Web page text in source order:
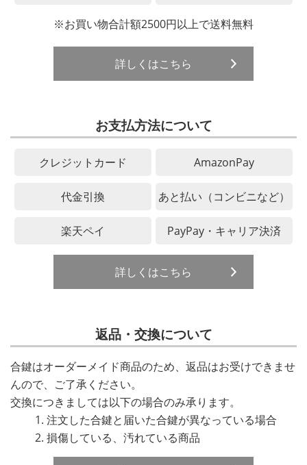
※お買い物合計額2500円以上で送料無料
詳しくはこちら
お支払方法について
クレジットカード AmazonPay
代金引換 あと払い（コンビニなど）
楽天ペイ PayPay・キャリア決済
詳しくはこちら
返品・交換について
合鍵はオーダーメイド商品のため、返品はお受けできませ
んので、ご了承ください。
交換につきましては以下の場合のみ承ります。
注文した合鍵と届いた合鍵が異なっている場合
損傷している、汚れている商品